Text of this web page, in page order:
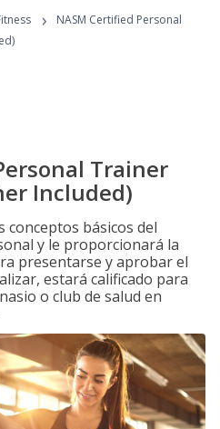
›
NASM Certified Personal
Trainer
Included)
conceptos básicos del
y le proporcionará la
presentarse y aprobar el
estará calificado para
o club de salud en